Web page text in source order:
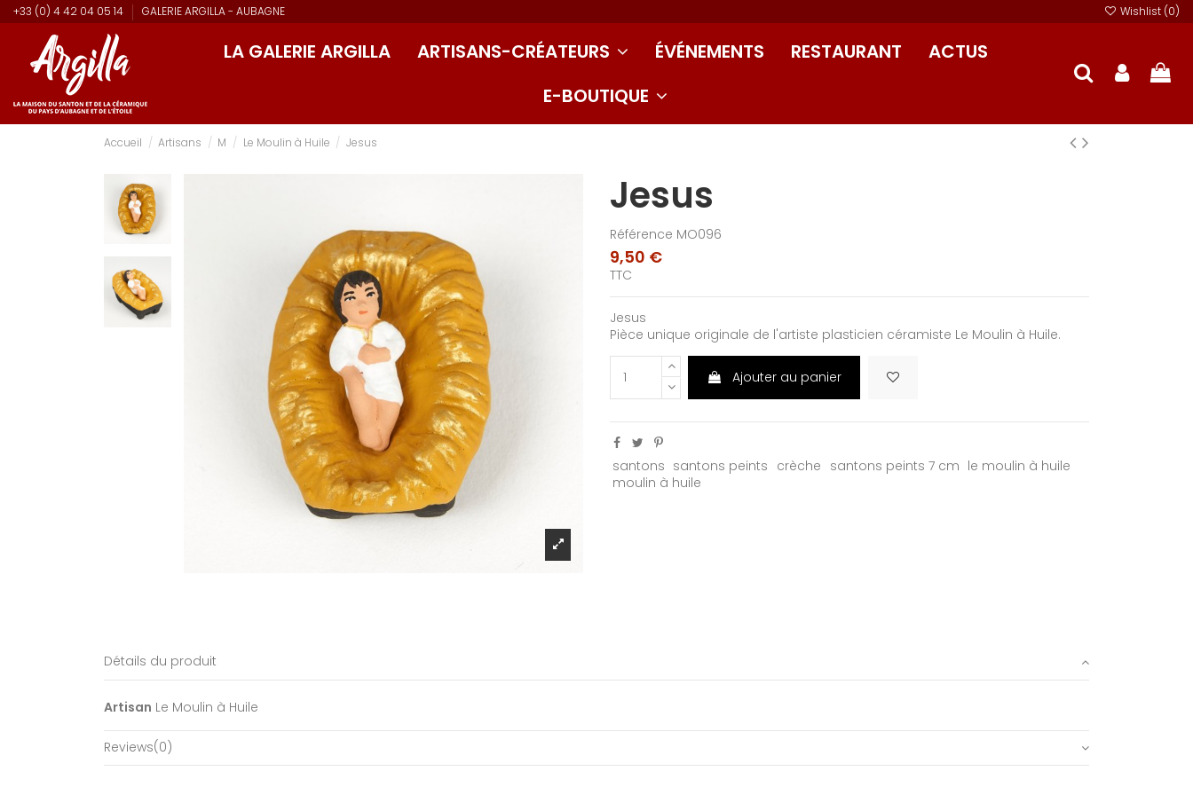
+33 (0) 4 42 04 05 14 GALERIE ARGILLA - AUBAGNE Wishlist (0)
LA GALERIE ARGILLA ARTISANS-CRÉATEURS ÉVÉNEMENTS RESTAURANT
ACTUS
E-BOUTIQUE
Accueil Artisans M Le Moulin à Huile Jesus
Jesus
Référence MO096
9,50 €
TTC
Jesus
Pièce unique originale de l'artiste plasticien céramiste Le Moulin à Huile.
Ajouter au panier
santons santons peints crèche santons peints 7 cm le moulin à huile
moulin à huile
Détails du produit
Artisan Le Moulin à Huile
Reviews(0)